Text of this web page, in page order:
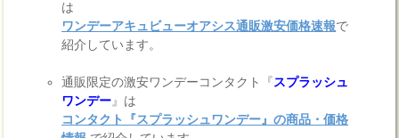
は
ワンデーアキュビューオアシス通販激安価格速報で
紹介しています。
通販限定の激安ワンデーコンタクト『スプラッシュ
ワンデー』は
コンタクト『スプラッシュワンデー』の商品・価格